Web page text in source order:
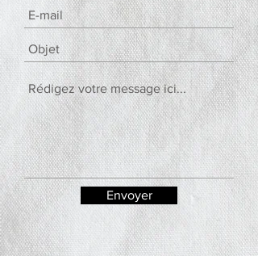
Envoyer